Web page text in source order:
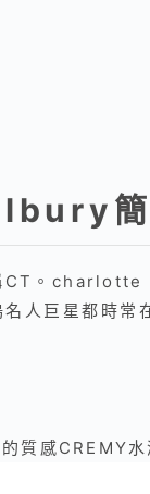
簡
CT。charlotte
人巨星都時
質感CREMY水